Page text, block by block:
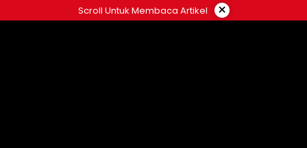
to
Scroll Untuk Membaca Artikel ×